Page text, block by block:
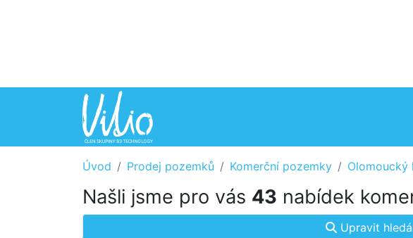
Úvod Prodej pozemků Komerční pozemky Olomoucký
Našli jsme pro vás 43 nabídek
Upravit